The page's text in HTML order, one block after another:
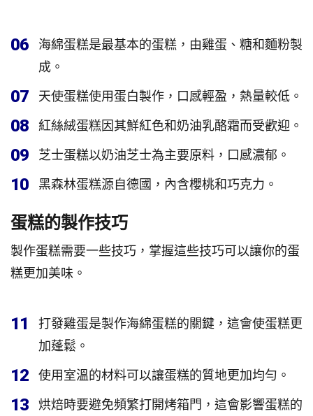
06
海綿蛋糕是最基本的蛋糕，由雞蛋、糖和麵粉製
成。
07 天使蛋糕使用蛋白製作，口感輕盈，熱量較低。
08 紅絲絨蛋糕因其鮮紅色和奶油乳酪霜而受歡迎。
09 芝士蛋糕以奶油芝士為主要原料，口感濃郁。
10 黑森林蛋糕源自德國，內含櫻桃和巧克力。
蛋糕的製作技巧
製作蛋糕需要一些技巧，掌握這些技巧可以讓你的蛋
糕更加美味。
11
打發雞蛋是製作海綿蛋糕的關鍵，這會使蛋糕更
加蓬鬆。
12 使用室溫的材料可以讓蛋糕的質地更加均勻。
13 烘焙時要避免頻繁打開烤箱門，這會影響蛋糕的